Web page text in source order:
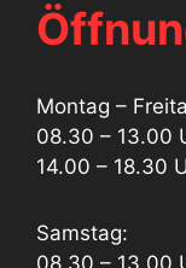
Montag –
08.30 – 13.00
14.00 – 18.30
Samstag:
08.30 – 13.00